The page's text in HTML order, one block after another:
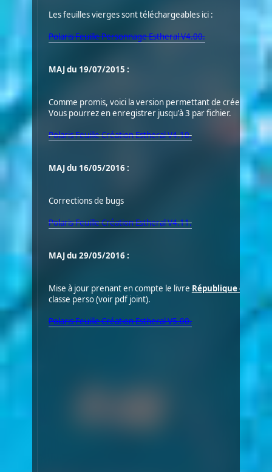
Les feuilles vierges sont téléchargeables ici :
Polaris Feuille Personnage Estheral V4.00.
MAJ du 19/07/2015 :
Comme promis, voici la version permettant de créer des
Vous pourrez en enregistrer jusqu'à 3 par fichier.
Polaris Feuille Création Estheral V4.10.
MAJ du 16/05/2016 :
Corrections de bugs
Polaris Feuille Création Estheral V4.11.
MAJ du 29/05/2016 :
Mise à jour prenant en compte le livre République du
classe perso (voir pdf joint).
Polaris Feuille Création Estheral V5.00.